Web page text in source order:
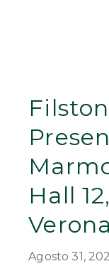
Hall
Agosto 31,